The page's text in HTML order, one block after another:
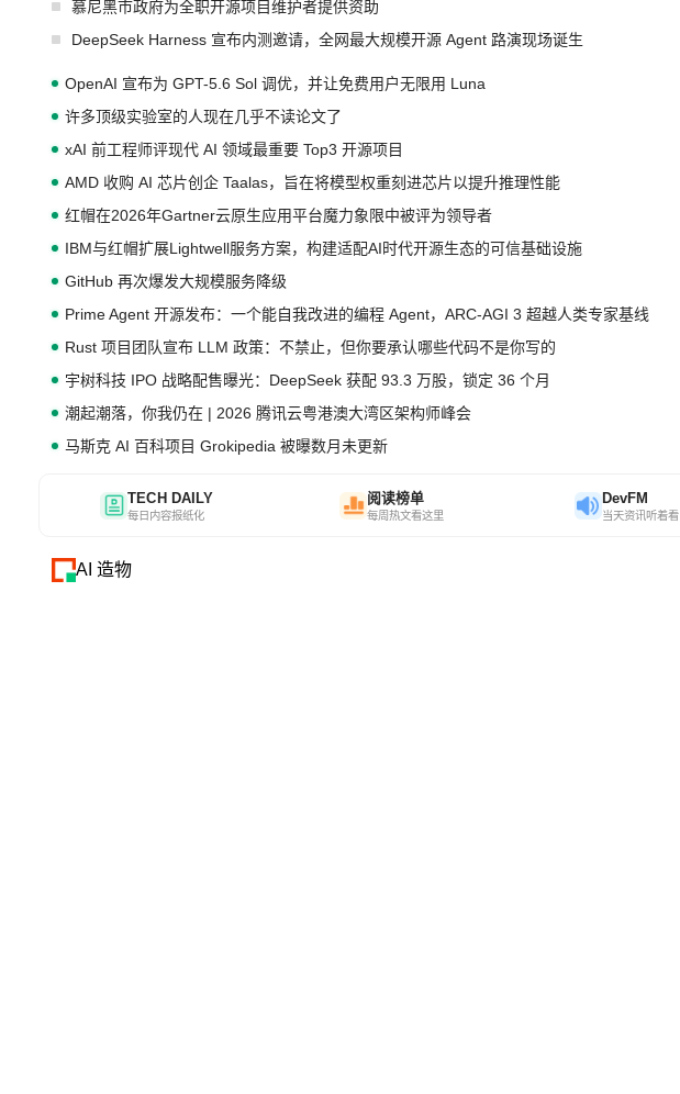
慕尼黑市政府为全职开源项目维护者提供资助
DeepSeek Harness 宣布内测邀请，全网最大规模开源 Agent 路演现场诞生
OpenAI 宣布为 GPT-5.6 Sol 调优，并让免费用户无限用 Luna
许多顶级实验室的人现在几乎不读论文了
xAI 前工程师评现代 AI 领域最重要 Top3 开源项目
AMD 收购 AI 芯片创企 Taalas，旨在将模型权重刻进芯片以提升推理性能
红帽在2026年Gartner云原生应用平台魔力象限中被评为领导者
IBM与红帽扩展Lightwell服务方案，构建适配AI时代开源生态的可信基础设施
GitHub 再次爆发大规模服务降级
Prime Agent 开源发布：一个能自我改进的编程 Agent，ARC-AGI 3 超越人类专家基线
Rust 项目团队宣布 LLM 政策：不禁止，但你要承认哪些代码不是你写的
宇树科技 IPO 战略配售曝光：DeepSeek 获配 93.3 万股，锁定 36 个月
潮起潮落，你我仍在 | 2026 腾讯云粤港澳大湾区架构师峰会
马斯克 AI 百科项目 Grokipedia 被曝数月未更新
TECH DAILY
每日内容报纸化
阅读榜单
每周热文看这里
DevFM
当天资讯听着看
AI 造物